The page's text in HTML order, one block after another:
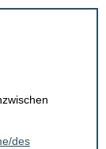
des